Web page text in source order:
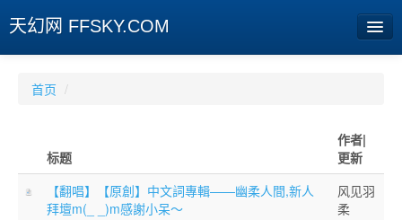
天幻网 FFSKY.COM
娱乐
首页 /
标题
作者|
更新
【翻唱】【原創】中文詞專輯——幽柔人間,新人
拜壇m(_ _)m感謝小呆～
风见羽
柔